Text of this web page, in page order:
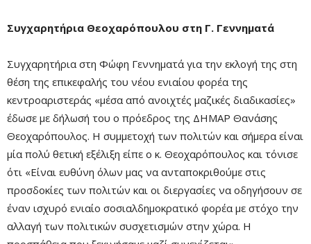
Συγχαρητήρια Θεοχαρόπουλου στη Γ. Γεννηματά
Συγχαρητήρια στη Φώφη Γεννηματά για την εκλογή της στη
θέση της επικεφαλής του νέου ενιαίου φορέα της
κεντροαριστεράς «μέσα από ανοιχτές μαζικές διαδικασίες»
έδωσε με δήλωσή του ο πρόεδρος της ΔΗΜΑΡ Θανάσης
Θεοχαρόπουλος. Η συμμετοχή των πολιτών και σήμερα είναι
μία πολύ θετική εξέλιξη είπε ο κ. Θεοχαρόπουλος και τόνισε
ότι «Είναι ευθύνη όλων μας να ανταποκριθούμε στις
προσδοκίες των πολιτών και οι διεργασίες να οδηγήσουν σε
έναν ισχυρό ενιαίο σοσιαλδημοκρατικό φορέα με στόχο την
αλλαγή των πολιτικών συσχετισμών στην χώρα. Η